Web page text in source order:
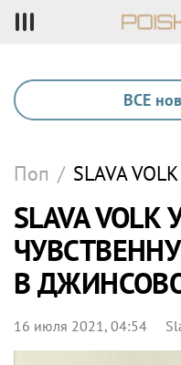
ВСЕ
Поп / SLAVA VOLK
SLAVA
В
16 июля 2021, 04:54